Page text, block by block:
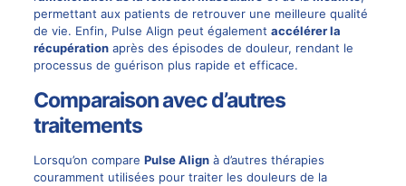
permettant aux patients de retrouver une meilleure qualité
de vie. Enfin, Pulse Align peut également accélérer la
récupérationaprès des épisodes de douleur, rendant le
processus de guérison plus rapide et efficace.
Comparaison avec d’autres
traitements
Lorsqu’on compare Pulse Alignà d’autres thérapies
couramment utilisées pour traiter les douleurs de la